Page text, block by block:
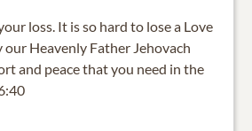
loss. It is so hard to lose a Love
our Heavenly Father Jehovach
and peace that you need in the